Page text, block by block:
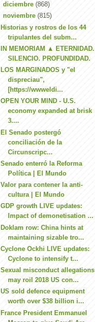
diciembre (868)
noviembre (815)
Historias y rostros de los 44
tripulantes del subm...
IN MEMORIAM ▲ ETERNIDAD.
SILENCIO. PROFUNDIDAD.
LOS MARGINADOS y "el
dispreciau",
[https://wwweldi...
OPEN YOUR MIND - U.S.
economy expanded at brisk
3....
El Senado postergó
conciliación de la
Circunscripc...
Senado enterró la Reforma
Política | El Mundo
Valor para contener la anti-
cultura | El Mundo
GDP growth LIVE updates:
Impact of demonetisation ...
Doklam row: China hints at
maintaining sizable tro...
Cyclone Ockhi LIVE updates:
Cyclone to intensify t...
Sexual misconduct allegations
may roil 2018 US con...
US sold defence equipment
worth over $38 billion i...
France President Emmanuel